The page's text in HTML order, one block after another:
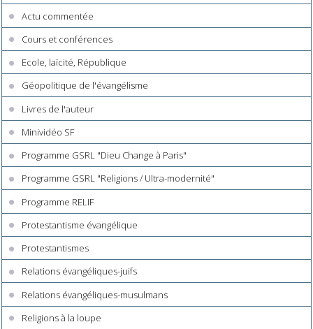
Actu commentée
Cours et conférences
Ecole, laïcité, République
Géopolitique de l'évangélisme
Livres de l'auteur
Minividéo SF
Programme GSRL "Dieu Change à Paris"
Programme GSRL "Religions / Ultra-modernité"
Programme RELIF
Protestantisme évangélique
Protestantismes
Relations évangéliques-juifs
Relations évangéliques-musulmans
Religions à la loupe